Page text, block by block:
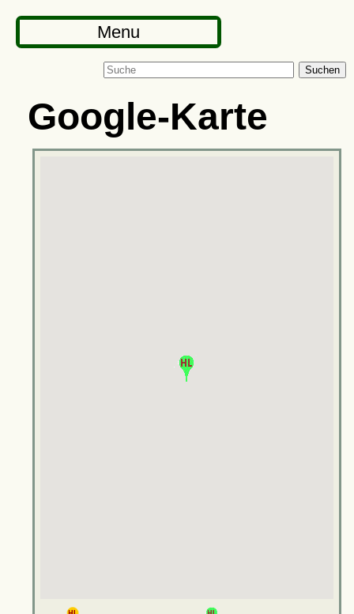
Menu
Suchen
Google-Karte